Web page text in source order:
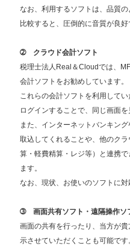
なお、利用するソフトは、品質
比較すると、圧倒的に音質が良好
➁ クラウド会計ソフト
税理士法人Real＆Cloudでは、
会計ソフトをお勧めしています。
これらの会計ソフトを利用して
ログインすることで、同じ画面を
また、インターネットバンキン
取込してくれることや、他のク
算・軽費精算・レジ等）と連携
ます。
なお、現状、お使いのソフトに対
➂ 画面共有ソフト・遠隔操作ソ
画面の共有を行ったり、当方が
示させていただくことも可能です